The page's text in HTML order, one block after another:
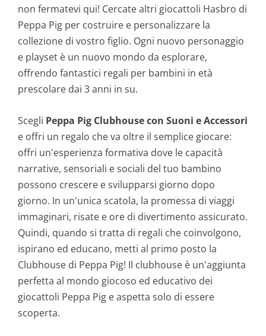
non fermatevi qui! Cercate altri giocattoli Hasbro di
Peppa Pig per costruire e personalizzare la
collezione di vostro figlio. Ogni nuovo personaggio
e playset è un nuovo mondo da esplorare,
offrendo fantastici regali per bambini in età
prescolare dai 3 anni in su.
Scegli Peppa Pig Clubhouse con Suoni e Accessori
e offri un regalo che va oltre il semplice giocare:
offri un'esperienza formativa dove le capacità
narrative, sensoriali e sociali del tuo bambino
possono crescere e svilupparsi giorno dopo
giorno. In un'unica scatola, la promessa di viaggi
immaginari, risate e ore di divertimento assicurato.
Quindi, quando si tratta di regali che coinvolgono,
ispirano ed educano, metti al primo posto la
Clubhouse di Peppa Pig! Il clubhouse è un'aggiunta
perfetta al mondo giocoso ed educativo dei
giocattoli Peppa Pig e aspetta solo di essere
scoperta.